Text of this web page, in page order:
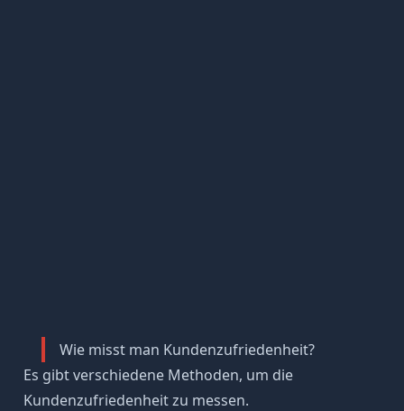
Wie misst man Kundenzufriedenheit?
Es gibt verschiedene Methoden, um die
Kundenzufriedenheit zu messen.